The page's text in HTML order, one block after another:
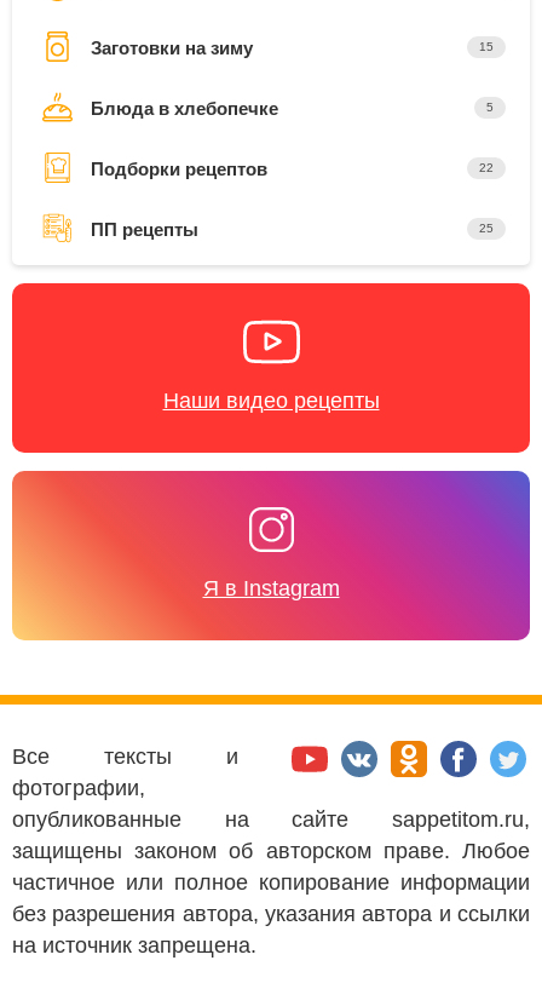
Заготовки на зиму 15
Блюда в хлебопечке 5
Подборки рецептов 22
ПП рецепты 25
Наши видео рецепты
Я в Instagram
Все тексты и
фотографии,
опубликованные на сайте sappetitom.ru,
защищены законом об авторском праве. Любое
частичное или полное копирование информации
без разрешения автора, указания автора и ссылки
на источник запрещена.